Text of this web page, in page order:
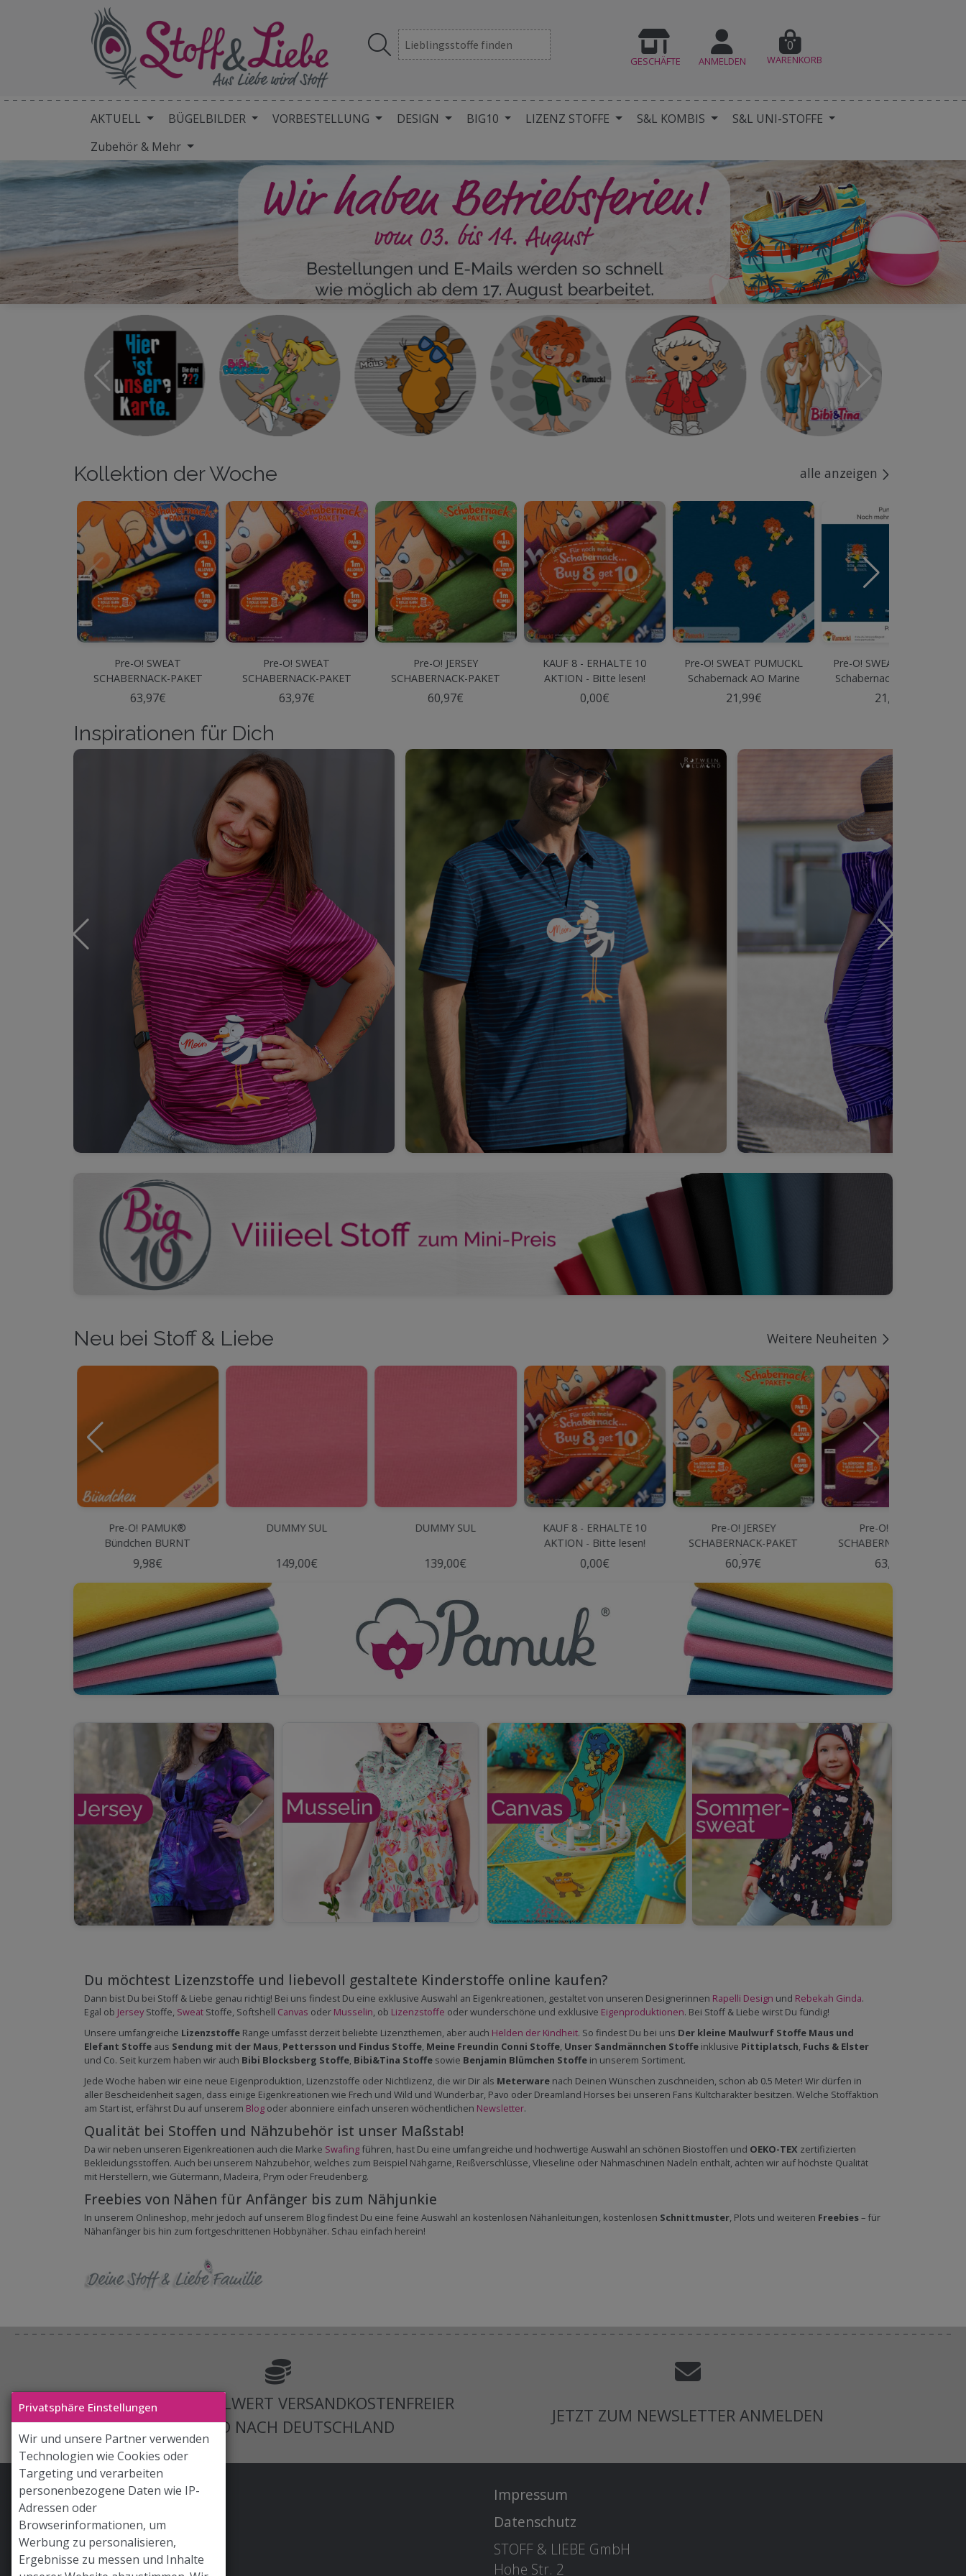
Privatsphäre Einstellungen
Wir und unsere Partner verwenden
Technologien wie Cookies oder
Targeting und verarbeiten
personenbezogene Daten wie IP-
Adressen oder
Browserinformationen, um
Werbung zu personalisieren,
Ergebnisse zu messen und Inhalte
GESCHÄFTE ANMELDEN
0
WARENKORB
AKTUELL BÜGELBILDER VORBESTELLUNG DESIGN BIG10 LIZENZ STOFFE S&L KOMBIS
S&L UNI-STOFFE
Zubehör & Mehr
Kollektion der Woche alle anzeigen
Pre-O! SWEAT
SCHABERNACK-PAKET
Marine
63,97€
Pre-O! SWEAT
SCHABERNACK-PAKET
Beere
63,97€
Pre-O! JERSEY
SCHABERNACK-PAKET
Olive
60,97€
KAUF 8 - ERHALTE 10
AKTION - Bitte lesen!
0,00€
Pre-O! SWEAT PUMUCKL
Schabernack AO Marine
21,99€
Pre-O! SWEAT PUMUCKL
Schabernack PANEL XXL
Marine
21,99€
Inspirationen für Dich
Neu bei Stoff & Liebe Weitere Neuheiten
Pre-O! PAMUK®
Bündchen BURNT
ORANGE
9,98€
DUMMY SUL
149,00€
DUMMY SUL
139,00€
KAUF 8 - ERHALTE 10
AKTION - Bitte lesen!
0,00€
Pre-O! JERSEY
SCHABERNACK-PAKET
Olive
60,97€
Pre-O! SWEAT
SCHABERNACK-PAKET
Beere
63,97€
Du möchtest Lizenzstoffe und liebevoll gestaltete Kinderstoffe online kaufen?
Dann bist Du bei Stoff & Liebe genau richtig! Bei uns findest Du eine exklusive Auswahl an Eigenkreationen, gestaltet von unseren Designerinnen Rapelli Design und Rebekah Ginda.
Egal ob JerseyStoffe, Sweat Stoffe, Softshell Canvas oder Musselin, ob Lizenzstoffe oder wunderschöne und exklusive Eigenproduktionen. Bei Stoff & Liebe wirst Du fündig!
Unsere umfangreiche Lizenzstoffe Range umfasst derzeit beliebte Lizenzthemen, aber auch Helden der Kindheit. So findest Du bei uns Der kleine Maulwurf Stoffe Maus und
Elefant Stoffe aus Sendung mit der Maus, Pettersson und Findus Stoffe, Meine Freundin Conni Stoffe, Unser Sandmännchen Stoffe inklusive Pittiplatsch, Fuchs & Elster
und Co. Seit kurzem haben wir auch Bibi Blocksberg Stoffe, Bibi&Tina Stoffe sowie Benjamin Blümchen Stoffe in unserem Sortiment.
Jede Woche haben wir eine neue Eigenproduktion, Lizenzstoffe oder Nichtlizenz, die wir Dir als Meterware nach Deinen Wünschen zuschneiden, schon ab 0.5 Meter! Wir dürfen in
aller Bescheidenheit sagen, dass einige Eigenkreationen wie Frech und Wild und Wunderbar, Pavo oder Dreamland Horses bei unseren Fans Kultcharakter besitzen. Welche Stoffaktion
am Start ist, erfährst Du auf unserem Blog oder abonniere einfach unseren wöchentlichen Newsletter.
Qualität bei Stoffen und Nähzubehör ist unser Maßstab!
Da wir neben unseren Eigenkreationen auch die Marke Swafing führen, hast Du eine umfangreiche und hochwertige Auswahl an schönen Biostoffen und OEKO-TEX zertifizierten
Bekleidungsstoffen. Auch bei unserem Nähzubehör, welches zum Beispiel Nähgarne, Reißverschlüsse, Vlieseline oder Nähmaschinen Nadeln enthält, achten wir auf höchste Qualität
mit Herstellern, wie Gütermann, Madeira, Prym oder Freudenberg.
Freebies von Nähen für Anfänger bis zum Nähjunkie
In unserem Onlineshop, mehr jedoch auf unserem Blog findest Du eine feine Auswahl an kostenlosen Nähanleitungen, kostenlosen Schnittmuster, Plots und weiteren Freebies– für
Nähanfänger bis hin zum fortgeschrittenen Hobbynäher. Schau einfach herein!
AB 125€ BESTELLWERT VERSANDKOSTENFREIER
VERSAND NACH DEUTSCHLAND
JETZT ZUM NEWSLETTER ANMELDEN
Stoff & Liebe App
Hilfe / FAQ
Versand
Impressum
Datenschutz
STOFF & LIEBE GmbH
Hohe Str. 2